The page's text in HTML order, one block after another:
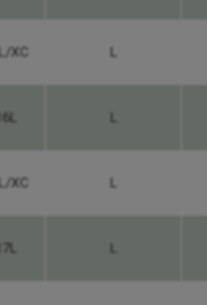
XC L
L
XC L
L